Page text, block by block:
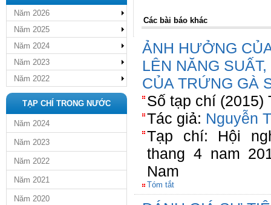
Năm 2026
Năm 2025
Năm 2024
Năm 2023
Năm 2022
TẠP CHÍ TRONG NƯỚC
Năm 2024
Năm 2023
Năm 2022
Năm 2021
Năm 2020
Các bài báo khác
ẢNH HƯỞNG
LÊN NĂNG
CỦA TRỨNG GÀ
Số tạp chí (2015)
Tác giả: Nguyễn
Tạp chí: Hội
thang 4 nam
Nam
Tóm tắt